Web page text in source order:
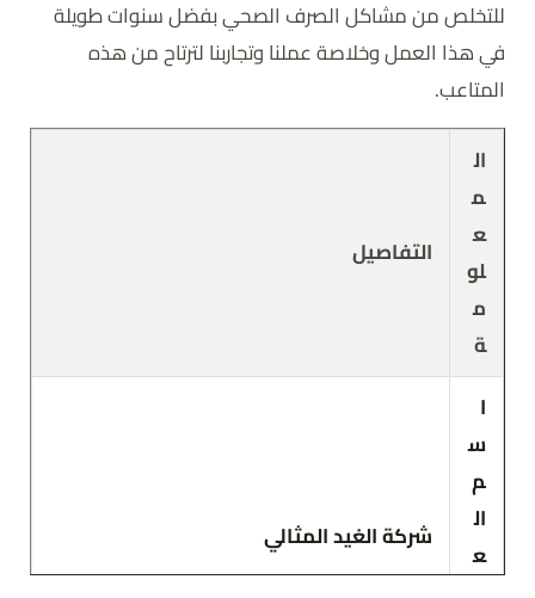
للتخلص من مشاكل الصرف الصحي بفضل سنوات طويلة
في هذا العمل وخلاصة عملنا وتجاربنا لترتاح من هذه
المتاعب.
ال
م
ع
لو
م
ة
التفاصيل
ا
س
م
ال
ع
شركة الغيد المثالي